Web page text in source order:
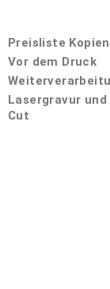
Preisliste Kopien
Vor dem Druck
Lasergravur und
Cut